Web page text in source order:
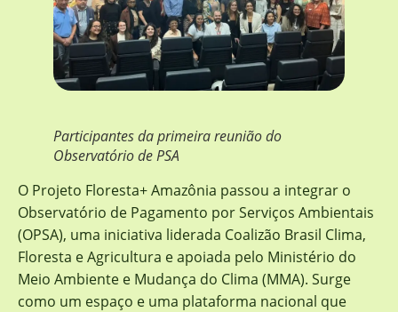
Participantes da primeira reunião do
Observatório de PSA
O Projeto Floresta+ Amazônia passou a integrar o
Observatório de Pagamento por Serviços Ambientais
(OPSA), uma iniciativa liderada Coalizão Brasil Clima,
Floresta e Agricultura e apoiada pelo Ministério do
Meio Ambiente e Mudança do Clima (MMA). Surge
como um espaço e uma plataforma nacional que